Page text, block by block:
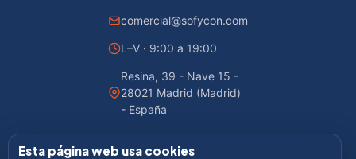
comercial@sofycon.com
L–V · 9:00 a 19:00
Resina, 39 - Nave 15 -
28021 Madrid (Madrid)
- España
Esta página web usa cookies